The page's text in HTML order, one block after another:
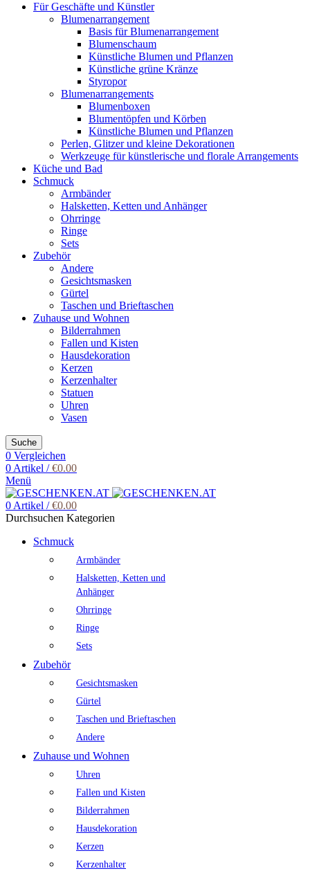
Für Geschäfte und Künstler
Blumenarrangement
Basis für Blumenarrangement
Blumenschaum
Künstliche Blumen und Pflanzen
Künstliche grüne Kränze
Styropor
Blumenarrangements
Blumenboxen
Blumentöpfen und Körben
Künstliche Blumen und Pflanzen
Perlen, Glitzer und kleine Dekorationen
Werkzeuge für künstlerische und florale Arrangements
Küche und Bad
Schmuck
Armbänder
Halsketten, Ketten und Anhänger
Ohrringe
Ringe
Sets
Zubehör
Andere
Gesichtsmasken
Gürtel
Taschen und Brieftaschen
Zuhause und Wohnen
Bilderrahmen
Fallen und Kisten
Hausdekoration
Kerzen
Kerzenhalter
Statuen
Uhren
Vasen
Suche
0 Vergleichen
0Artikel / €0.00
Menü
0Artikel / €0.00
Durchsuchen Kategorien
Schmuck
Armbänder
Halsketten, Ketten und
Anhänger
Ohrringe
Ringe
Sets
Zubehör
Gesichtsmasken
Gürtel
Taschen und Brieftaschen
Andere
Zuhause und Wohnen
Uhren
Fallen und Kisten
Bilderrahmen
Hausdekoration
Kerzen
Kerzenhalter